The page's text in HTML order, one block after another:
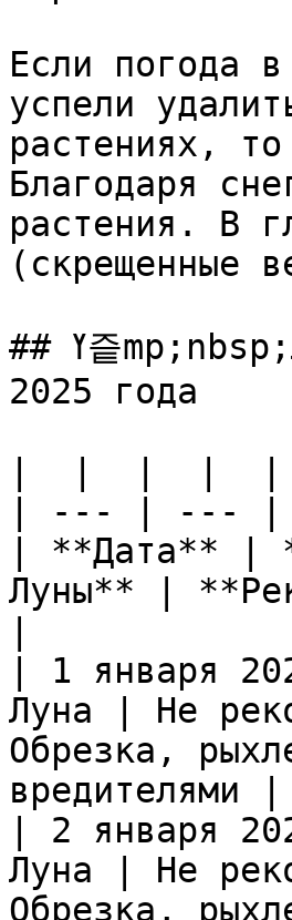
Если погода
успели
растениях,
Благодаря
растения. В
(скрещенные
## ߌ즡mp;nbsp;Лунный посадочный календарь на январь
2025 года
| --- | ---
| **Дата** |
Луны** |
| 1 января
Луна | Не
Обрезка,
вредителями |
| 2 января
Луна | Не
Обрезка,